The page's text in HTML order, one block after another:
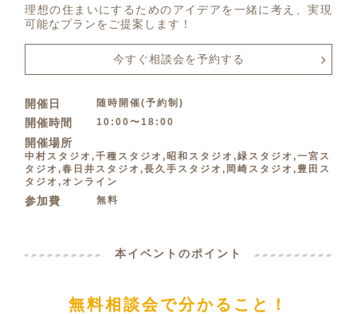
理想の住まいにするためのアイデアを一緒に考え、実現
可能なプランをご提案します！
今すぐ相談会を予約する
開催日 随時開催(予約制)
開催時間 10:00〜18:00
開催場所
中村スタジオ,千種スタジオ,昭和スタジオ,緑スタジオ,一宮ス
タジオ,春日井スタジオ,長久手スタジオ,岡崎スタジオ,豊田ス
タジオ,オンライン
参加費 無料
本イベントのポイント
無料相談会で分かること！